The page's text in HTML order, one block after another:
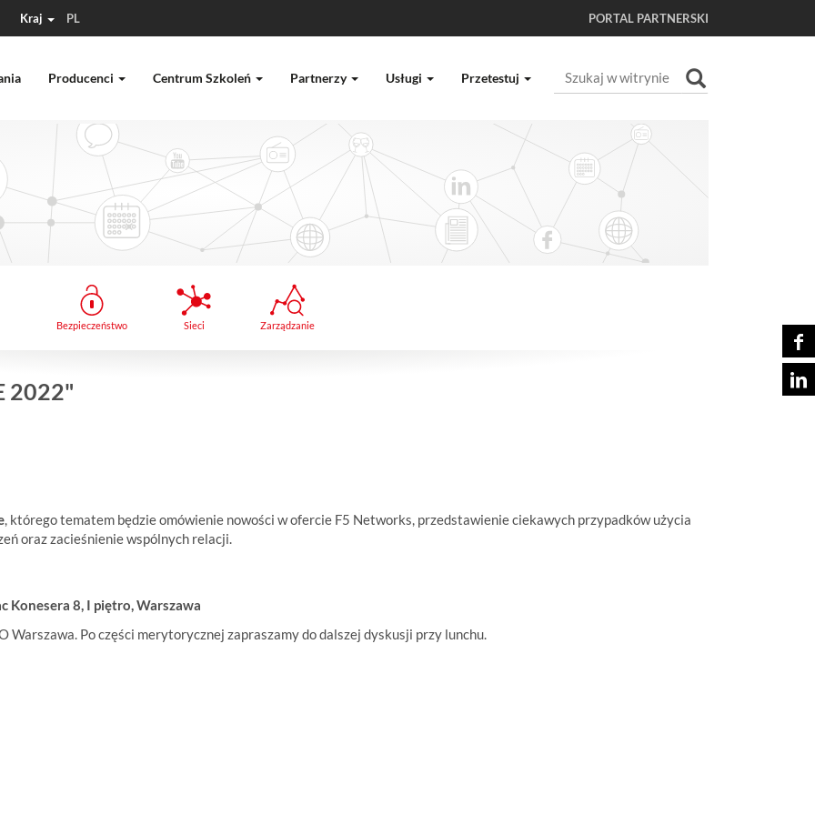
Kraj PL PORTAL PARTNERSKI
Producenci Centrum Szkoleń Partnerzy Usługi Przetestuj
Szukaj
Bezpieczeństwo Sieci Zarządzanie
2022"
, którego tematem będzie omówienie nowości w ofercie F5 Networks, przedstawienie ciekawych przypadków użycia
oraz zacieśnieniewspólnych relacji.
Konesera 8, I piętro, Warszawa
Warszawa. Po części merytorycznej zapraszamy dodalszej dyskusji przy lunchu.